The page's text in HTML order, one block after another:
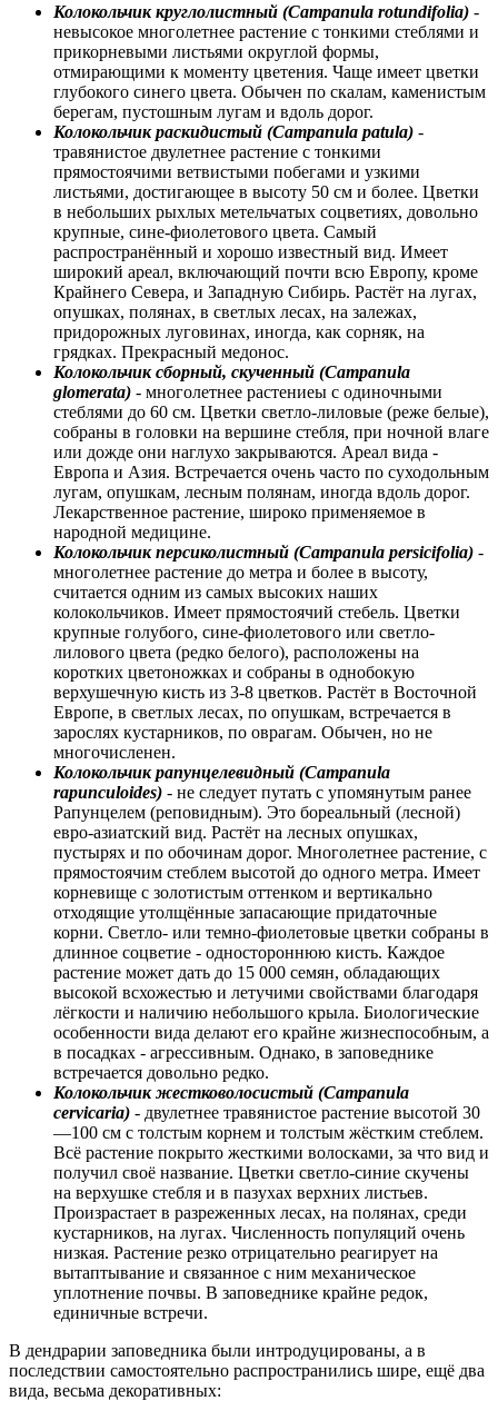
Колокольчик круглолистный (Campanula rotundifolia) -
невысокое многолетнее растение с тонкими стеблями и
прикорневыми листьями округлой формы,
отмирающими к моменту цветения. Чаще имеет цветки
глубокого синего цвета. Обычен по скалам, каменистым
берегам, пустошным лугам и вдоль дорог.
Колокольчик раскидистый (Campanula patula) -
травянистое двулетнее растение с тонкими
прямостоячими ветвистыми побегами и узкими
листьями, достигающее в высоту 50 см и более. Цветки
в небольших рыхлых метельчатых соцветиях, довольно
крупные, сине-фиолетового цвета. Самый
распространённый и хорошо известный вид. Имеет
широкий ареал, включающий почти всю Европу, кроме
Крайнего Севера, и Западную Сибирь. Растёт на лугах,
опушках, полянах, в светлых лесах, на залежах,
придорожных луговинах, иногда, как сорняк, на
грядках. Прекрасный медонос.
Колокольчик сборный, скученный (Campanula
glomerata) - многолетнее растениеы с одиночными
стеблями до 60 см. Цветки светло-лиловые (реже белые),
собраны в головки на вершине стебля, при ночной влаге
или дожде они наглухо закрываются. Ареал вида -
Европа и Азия. Встречается очень часто по суходольным
лугам, опушкам, лесным полянам, иногда вдоль дорог.
Лекарственное растение, широко применяемое в
народной медицине.
Колокольчик персиколистный (Campanula persicifolia) -
многолетнее растение до метра и более в высоту,
считается одним из самых высоких наших
колокольчиков. Имеет прямостоячий стебель. Цветки
крупные голубого, сине-фиолетового или светло-
лилового цвета (редко белого), расположены на
коротких цветоножках и собраны в однобокую
верхушечную кисть из 3-8 цветков. Растёт в Восточной
Европе, в светлых лесах, по опушкам, встречается в
зарослях кустарников, по оврагам. Обычен, но не
многочисленен.
Колокольчик рапунцелевидный (Campanula
rapunculoides) - не следует путать с упомянутым ранее
Рапунцелем (реповидным). Это бореальный (лесной)
евро-азиатский вид. Растёт на лесных опушках,
пустырях и по обочинам дорог. Многолетнее растение, с
прямостоячим стеблем высотой до одного метра. Имеет
корневище с золотистым оттенком и вертикально
отходящие утолщённые запасающие придаточные
корни. Светло- или темно-фиолетовые цветки собраны в
длинное соцветие - одностороннюю кисть. Каждое
растение может дать до 15 000 семян, обладающих
высокой всхожестью и летучими свойствами благодаря
лёгкости и наличию небольшого крыла. Биологические
особенности вида делают его крайне жизнеспособным, а
в посадках - агрессивным. Однако, в заповеднике
встречается довольно редко.
Колокольчик жестковолосистый (Campanula
cervicaria) - двулетнее травянистое растение высотой 30
—100 см с толстым корнем и толстым жёстким стеблем.
Всё растение покрыто жесткими волосками, за что вид и
получил своё название. Цветки светло-синие скучены
на верхушке стебля и в пазухах верхних листьев.
Произрастает в разреженных лесах, на полянах, среди
кустарников, на лугах. Численность популяций очень
низкая. Растение резко отрицательно реагирует на
вытаптывание и связанное с ним механическое
уплотнение почвы. В заповеднике крайне редок,
единичные встречи.
В дендрарии заповедника были интродуцированы, а в
последствии самостоятельно распространились шире, ещё два
вида, весьма декоративных: